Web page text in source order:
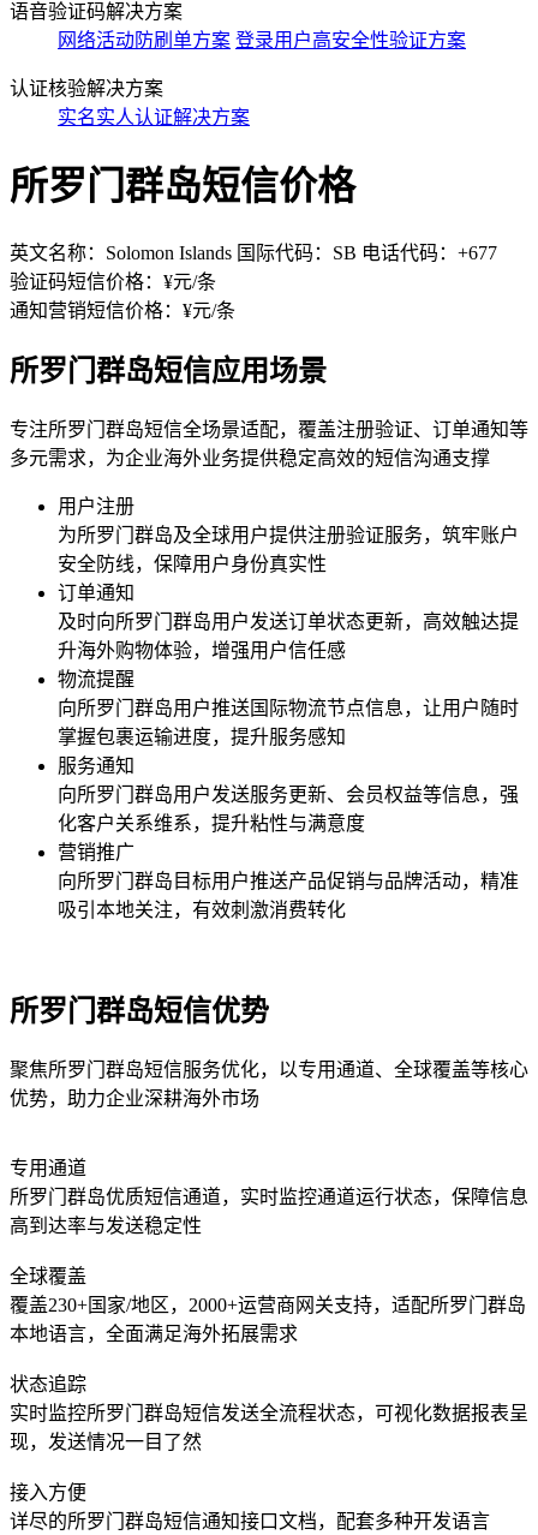
语音验证码解决方案
网络活动防刷单方案 登录用户高安全性验证方案
认证核验解决方案
实名实人认证解决方案
所罗门群岛短信价格
英文名称：Solomon Islands 国际代码：SB 电话代码：+677
验证码短信价格：¥元/条
通知营销短信价格：¥元/条
所罗门群岛短信应用场景
专注所罗门群岛短信全场景适配，覆盖注册验证、订单通知等
多元需求，为企业海外业务提供稳定高效的短信沟通支撑
用户注册
为所罗门群岛及全球用户提供注册验证服务，筑牢账户
安全防线，保障用户身份真实性
订单通知
及时向所罗门群岛用户发送订单状态更新，高效触达提
升海外购物体验，增强用户信任感
物流提醒
向所罗门群岛用户推送国际物流节点信息，让用户随时
掌握包裹运输进度，提升服务感知
服务通知
向所罗门群岛用户发送服务更新、会员权益等信息，强
化客户关系维系，提升粘性与满意度
营销推广
向所罗门群岛 目标用户推送产品促销与品牌活动，精准
吸引本地关注，有效刺激消费转化
所罗门群岛短信优势
聚焦所罗门群岛短信服务优化，以专用通道、全球覆盖等核心
优势，助力企业深耕海外市场
专用通道
所罗门群岛优质短信通道，实时监控通道运行状态，保障信息
高到达率与发送稳定性
全球覆盖
覆盖230+国家/地区，2000+运营商网关支持，适配所罗门群岛
本地语言，全面满足海外拓展需求
状态追踪
实时监控所罗门群岛短信发送全流程状态，可视化数据报表呈
现，发送情况一目了然
接入方便
详尽的所罗门群岛短信通知接口文档，配套多种开发语言